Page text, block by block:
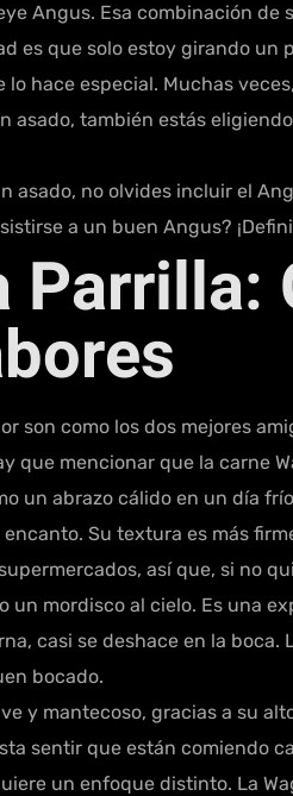
Angus. Esa combinación
es que solo estoy girando un
hace especial. Muchas
asado, también estás
asado, no olvides incluir el
a un buen Angus?
son como los dos mejores
que mencionar que la carne
un abrazo cálido en un día
Su textura es más
así que, si no
un mordisco al cielo. Es una
casi se deshace en la
bocado.
y mantecoso, gracias a su
sentir que están comiendo
un enfoque distinto. La